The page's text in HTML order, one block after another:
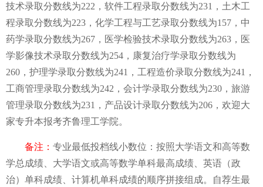
技术录取分数线为222，软件工程录取分数线为231，土木工
程录取分数线为223，化学工程与工艺录取分数线为157，中
药学录取分数线为267，医学检验技术录取分数线为263，医
学影像技术录取分数线为254，康复治疗学录取分数线为
260，护理学录取分数线为241，工程造价录取分数线为241，
工商管理录取分数线为242，会计学录取分数线为230，旅游
管理录取分数线为231，产品设计录取分数线为206， 欢迎大
家专升本报考齐鲁理工学院。
备注： 专业最低投档线小数位：按照大学语文和高等数
学总成绩、大学语文或高等数学单科最高成绩、英语（政
治）单科成绩、计算机单科成绩的顺序拼接组成。自荐生最